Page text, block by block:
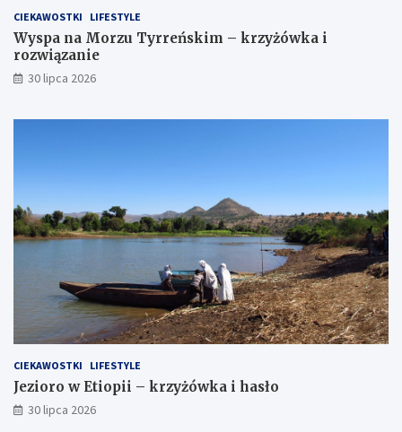
CIEKAWOSTKI LIFESTYLE
Wyspa na Morzu Tyrreńskim – krzyżówka i
rozwiązanie
30 lipca 2026
CIEKAWOSTKI LIFESTYLE
Jezioro w Etiopii – krzyżówka i hasło
30 lipca 2026